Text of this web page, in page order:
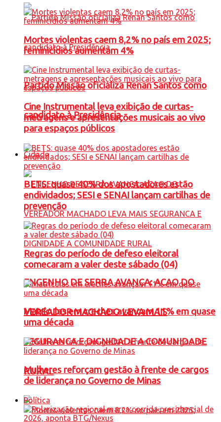
Partido Missão oficializa Renan Santos como
candidato à Presidência
Cidade
ENGENHO DE SERRA AVANÇA: ACAO DO
VEREADOR MACHADO LEVA MAIS
SEGURANCA E DIGNIDADE A COMUNIDADE
RURAL
Mortes violentas caem 8,2% no país em 2025;
feminicídios aumentam 4%
Cine Instrumental leva exibição de curtas-
metragens e apresentações musicais ao vivo
para espaços públicos
BETS: quase 40% dos apostadores estão
endividados; SESI e SENAI lançam cartilhas de
prevenção
Regras do período de defeso eleitoral
comecaram a valer deste sábado (04)
Matrículas em creches avançam 11% em quase
uma década
Mulheres reforçam gestão à frente de cargos
de liderança no Governo de Minas
Política